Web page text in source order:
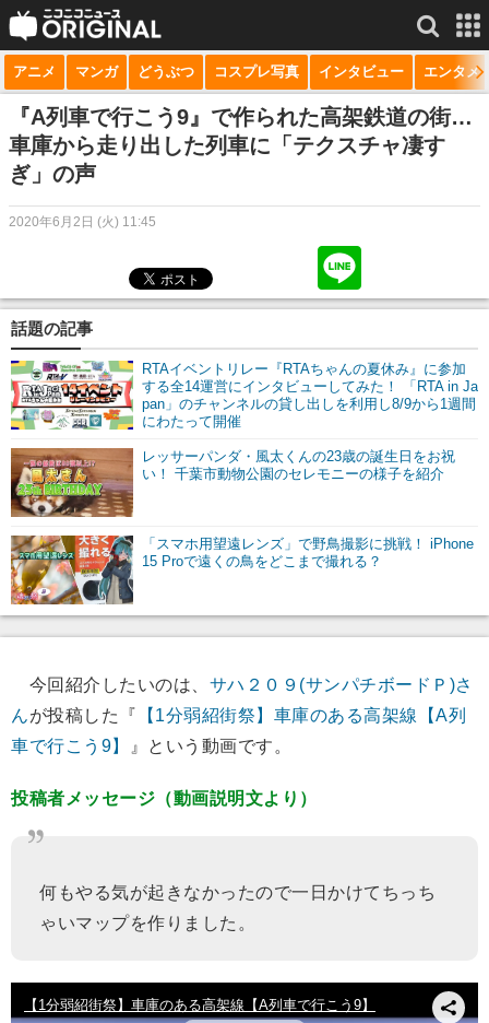
サービス一覧 もっと見る
niconico
動画
生放送
マンガ
ニコニコQ
アニメ マンガ どうぶつ コスプレ写真 インタビュー エンタメ
『A列車で行こう9』で作られた高架鉄道の街…
車庫から走り出した列車に「テクスチャ凄す
ぎ」の声
2020年6月2日 (火) 11:45
話題の記事
RTAイベントリレー『RTAちゃんの夏休み』に参加
する全14運営にインタビューしてみた！ 「RTA in Ja
pan」のチャンネルの貸し出しを利用し8/9から1週間
にわたって開催
レッサーパンダ・風太くんの23歳の誕生日をお祝
い！ 千葉市動物公園のセレモニーの様子を紹介
「スマホ用望遠レンズ」で野鳥撮影に挑戦！ iPhone
15 Proで遠くの鳥をどこまで撮れる？
今回紹介したいのは、 サハ２０９(サンパチボードＰ)さ
んが投稿した『 【1分弱紹街祭】車庫のある高架線【A列
車で行こう9】
』という動画です。
投稿者メッセージ（動画説明文より）
何もやる気が起きなかったので一日かけてちっち
ゃいマップを作りました。